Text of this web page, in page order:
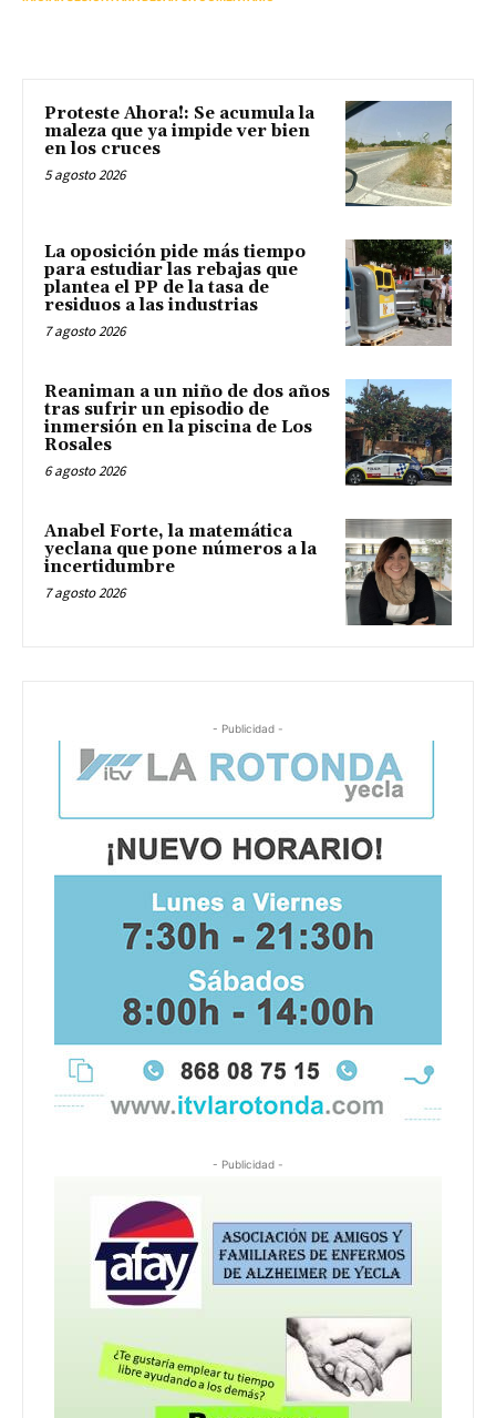
Proteste Ahora!: Se acumula la
maleza que ya impide ver bien
en los cruces
5 agosto 2026
La oposición pide más tiempo
para estudiar las rebajas que
plantea el PP de la tasa de
residuos a las industrias
7 agosto 2026
Reaniman a un niño de dos años
tras sufrir un episodio de
inmersión en la piscina de Los
Rosales
6 agosto 2026
Anabel Forte, la matemática
yeclana que pone números a la
incertidumbre
7 agosto 2026
- Publicidad -
- Publicidad -